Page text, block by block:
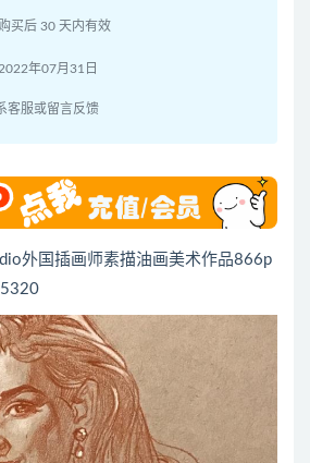
购买后 30 天内有效
2022年07月31日
客服或留言反馈
外国插画师素描油画美术作品866p
5320